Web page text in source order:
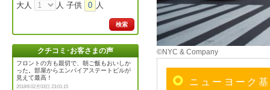
大人
人 子供 0 人
検索
クチコミ･お客さまの声
フロントの方も親切で、朝ご飯もおいしか
った。部屋からエンパイアステートビルが
見えて最高！
2018年02月03日 23:01:15
©NYC & Company
ニューヨーク